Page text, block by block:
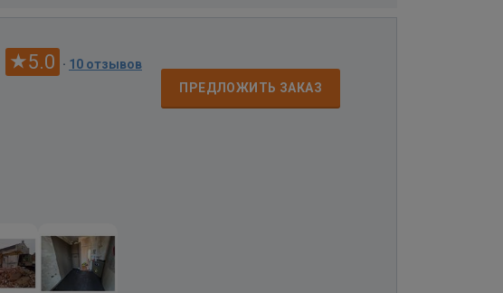
5.0 · 10 отзывов
ПРЕДЛОЖИТЬ ЗАКАЗ